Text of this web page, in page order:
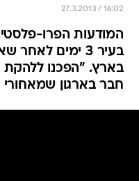
27.3.2013 / 16:02
המודעות הפרו-
בעיר 3 ימים
בארץ. "הפכנו
חבר בארגון